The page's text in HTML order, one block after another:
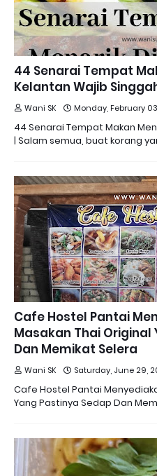
44 Senarai Tempat
Kelantan Wajib
Wani SK Monday, February
44 Senarai Tempat Makan
| Salam semua, buat korang
Cafe Hostel Pantai
Masakan Thai Original
Dan Memikat Selera
Wani SK Saturday, June 29,
Cafe Hostel Pantai
Yang Pastinya Sedap Dan